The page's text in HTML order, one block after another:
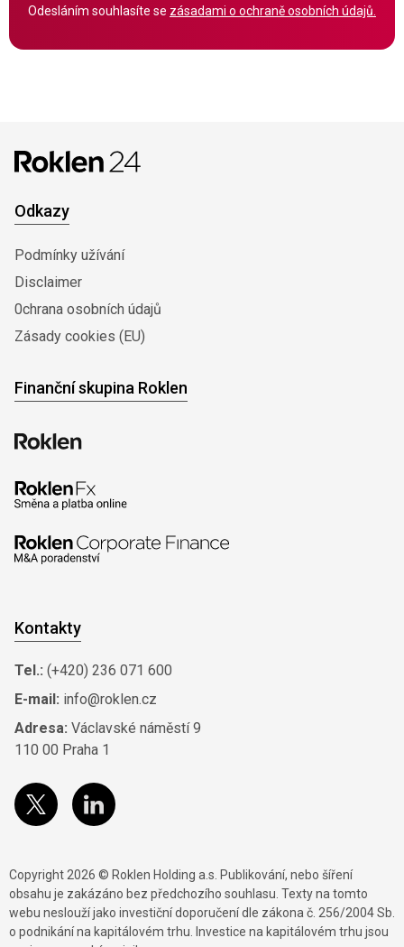
Odesláním souhlasíte se zásadami o ochraně osobních údajů.
Odkazy
Podmínky užívání
Disclaimer
0chrana osobních údajů
Zásady cookies (EU)
Finanční skupina Roklen
Kontakty
Tel.: (+420) 236 071 600
E-mail: info@roklen.cz
Adresa: Václavské náměstí 9
110 00 Praha 1
Copyright 2026 © Roklen Holding a.s. Publikování, nebo šíření
obsahu je zakázáno bez předchozího souhlasu. Texty na tomto
webu neslouží jako investiční doporučení dle zákona č. 256/2004 Sb.
o podnikání na kapitálovém trhu. Investice na kapitálovém trhu jsou